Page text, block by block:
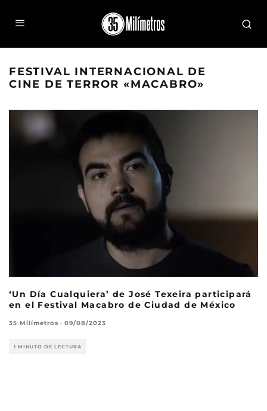
FESTIVAL INTERNACIONAL DE
CINE DE TERROR «MACABRO»
‘Un Día Cualquiera’ de José Texeira participará
en el Festival Macabro de Ciudad de México
35 Milímetros · 09/08/2023
1 MINUTO DE LECTURA